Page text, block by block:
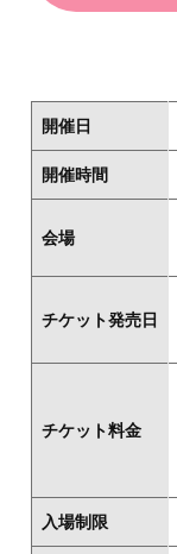
開催日
開催時間
会場
チケット発売日
チケット料金
入場制限